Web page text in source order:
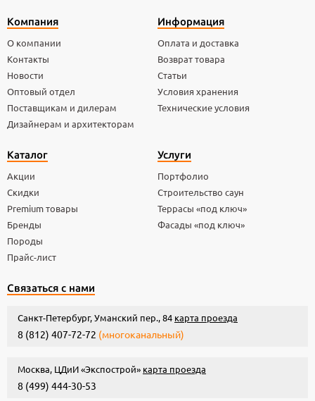
Компания
О компании
Контакты
Новости
Оптовый отдел
Поставщикам и дилерам
Дизайнерам и архитекторам
Информация
Оплата и доставка
Возврат товара
Статьи
Условия хранения
Технические условия
Каталог
Акции
Скидки
Premium товары
Бренды
Породы
Прайс-лист
Услуги
Портфолио
Строительство саун
Террасы «под ключ»
Фасады «под ключ»
Связаться с нами
Санкт-Петербург, Уманский пер., 84 карта проезда
8 (812) 407-72-72 (многоканальный)
Москва, ЦДиИ «Экспострой» карта проезда
8 (499) 444-30-53